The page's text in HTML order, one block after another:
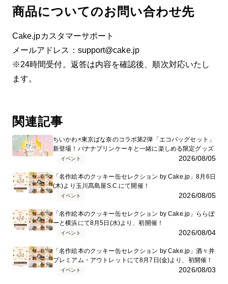
商品についてのお問い合わせ先
Cake.jpカスタマーサポート
メールアドレス：support@cake.jp
※24時間受付。返答は内容を確認後、順次対応いたし
ます。
関連記事
ちいかわ×東京ばな奈のコラボ第2弾「エコバッグセット」
新登場！バナナプリンケーキと一緒に楽しめる限定グッズ
2026/08/05
イベント
「名作絵本のクッキー缶セレクション by Cake.jp」8月6日
(木)より玉川髙島屋S.C.にて開催！
2026/08/05
イベント
「名作絵本のクッキー缶セレクション by Cake.jp」ららぽ
ーと横浜にて8月5日(水)より、初開催！
2026/08/04
イベント
「名作絵本のクッキー缶セレクション by Cake.jp」酒々井
プレミアム・アウトレットにて8月7日(金)より、初開催！
2026/08/03
イベント